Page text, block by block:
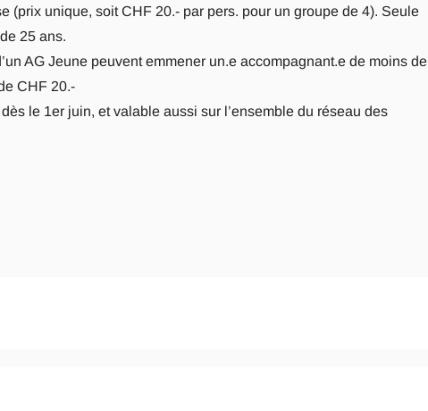
(prix unique, soit CHF 20.- par pers. pour un groupe de 4). Seule
25 ans.
AG Jeune peuvent emmener un.e accompagnant.e de moins de
CHF 20.-
le 1er juin, et valable aussi sur l’ensemble du réseau des